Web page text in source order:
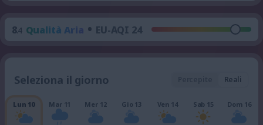
8.4 Qualità Aria • EU-AQI 24
Seleziona il giorno Reali
Lun 10 Mar 11 Mer 12 Gio 13 Ven 14 Sab 15 Dom 16